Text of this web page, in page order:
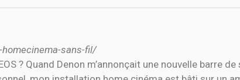
sans-fil/